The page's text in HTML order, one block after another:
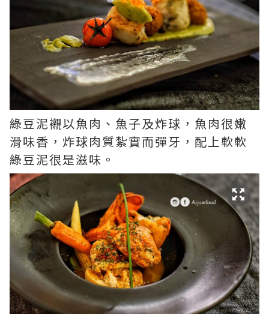
綠豆泥襯以魚肉、魚子及炸球，魚肉很嫩
滑味香，炸球肉質紮實而彈牙，配上軟軟
綠豆泥很是滋味。